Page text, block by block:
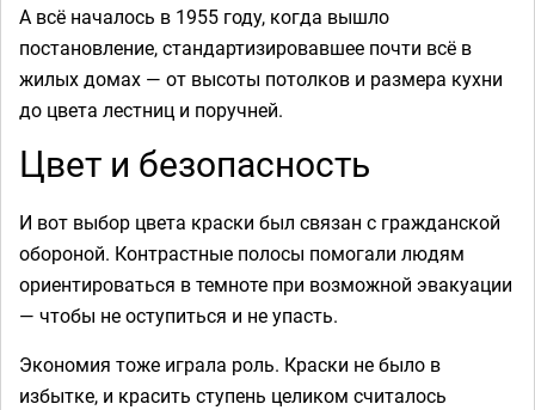
А всё началось в 1955 году, когда вышло
постановление, стандартизировавшее почти всё в
жилых домах — от высоты потолков и размера кухни
до цвета лестниц и поручней.
Цвет и безопасность
И вот выбор цвета краски был связан с гражданской
обороной. Контрастные полосы помогали людям
ориентироваться в темноте при возможной эвакуации
— чтобы не оступиться и не упасть.
Экономия тоже играла роль. Краски не было в
избытке, и красить ступень целиком считалось